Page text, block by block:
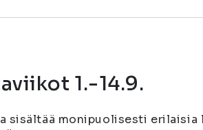
1.-14.9.
sisältää monipuolisesti